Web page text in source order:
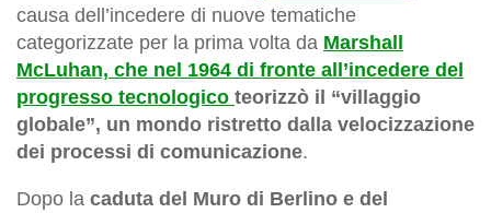
causa dell’incedere di nuove tematiche
categorizzate per la prima volta da Marshall
McLuhan, che nel 1964 di fronte all’incedere del
progresso tecnologico teorizzò il “villaggio
globale”, un mondo ristretto dalla velocizzazione
dei processi di comunicazione.
Dopo la caduta del Muro di Berlino e del